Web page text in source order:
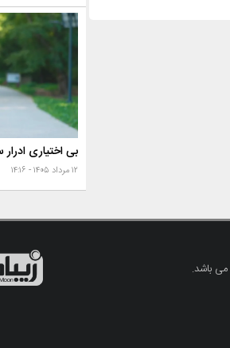
۱۲ مرداد ۱۴۰۵ - ۱۴:۱۶
می باشد.